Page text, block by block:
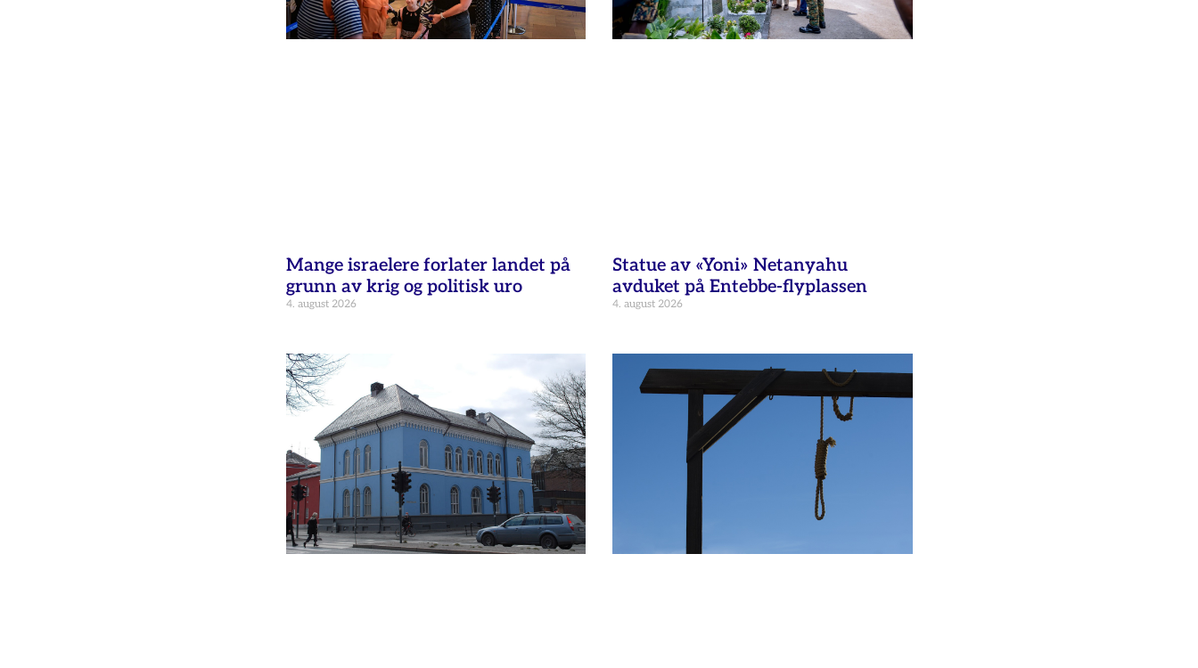
Mange israelere forlater landet på
grunn av krig og politisk uro
4. august 2026
Statue av «Yoni» Netanyahu
avduket på Entebbe-flyplassen
4. august 2026